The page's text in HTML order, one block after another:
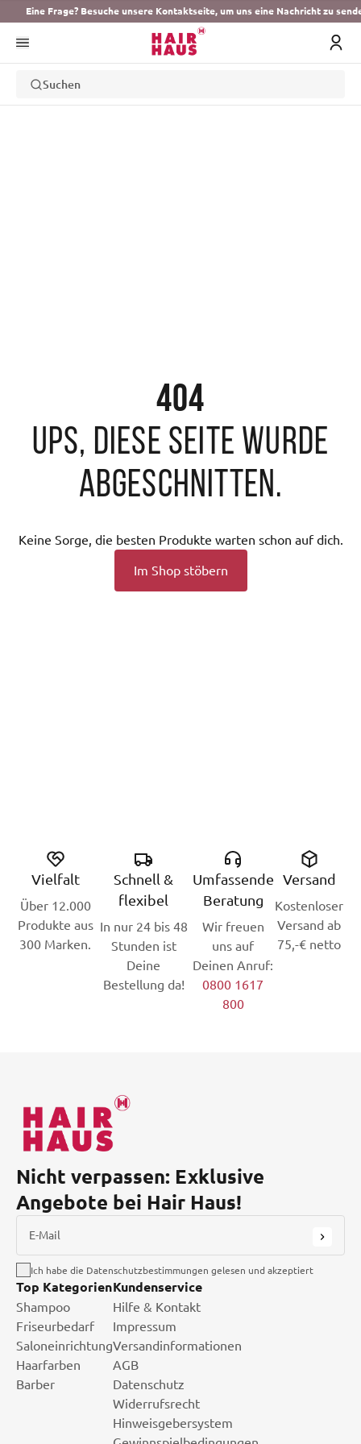
Eine Frage? Besuche unsere Kontaktseite, um uns eine Nachricht zu
Suchen
404
Ups, diese Seite wurde
abgeschnitten.
Keine Sorge, die besten Produkte warten schon auf dich.
Im Shop stöbern
Vielfalt
Über 12.000
Produkte aus
300 Marken.
Schnell &
flexibel
In nur 24 bis 48
Stunden ist
Deine
Bestellung da!
Umfassende
Beratung
Wir freuen
uns auf
Deinen Anruf:
0800 1617
800
Versand
Kostenloser
Versand ab
75,-€ netto
Nicht verpassen: Exklusive
Angebote bei Hair Haus!
E-Mail
Ich habe die Datenschutzbestimmungen gelesen und akzeptiert
Top Kategorien
Shampoo
Friseurbedarf
Saloneinrichtung
Haarfarben
Barber
Kundenservice
Hilfe & Kontakt
Impressum
Versandinformationen
AGB
Datenschutz
Widerrufsrecht
Hinweisgebersystem